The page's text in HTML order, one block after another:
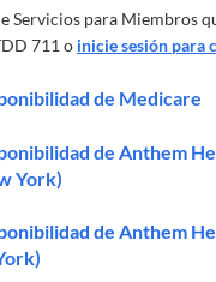
Servicios para Miembros
711 o inicie sesión para
de Medicare
de Anthem
York)
de Anthem